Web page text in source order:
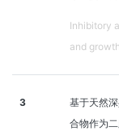
Inhibitory
and
3
基于天然
合物作为二